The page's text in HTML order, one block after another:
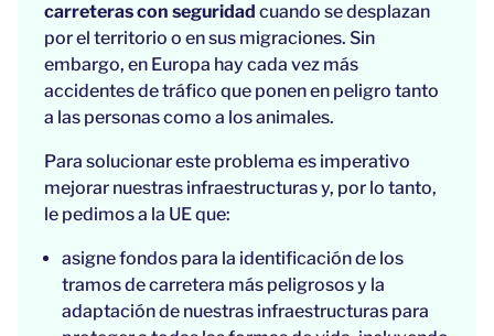
carreteras con seguridad cuando se desplazan
por el territorio o en sus migraciones. Sin
embargo, en Europa hay cada vez más
accidentes de tráfico que ponen en peligro tanto
a las personas como a los animales.
Para solucionar este problema es imperativo
mejorar nuestras infraestructuras y, por lo tanto,
le pedimos a la UE que:
asigne fondos para la identificación de los
tramos de carretera más peligrosos y la
adaptación de nuestras infraestructuras para